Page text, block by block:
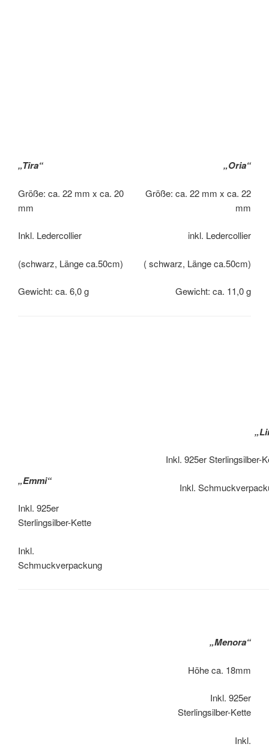
„Tira“
Größe: ca. 22 mm x ca. 20
mm
Inkl. Ledercollier
(schwarz, Länge ca.50cm)
Gewicht: ca. 6,0 g
„Oria“
Größe: ca. 22 mm x ca. 22
mm
inkl. Ledercollier
( schwarz, Länge ca.50cm)
Gewicht: ca. 11,0 g
„Emmi“
Inkl. 925er
Sterlingsilber-Kette
Inkl.
Schmuckverpackung
Inkl. 925er Sterlingsilber-
Inkl.
„Menora“
Höhe ca. 18mm
Inkl. 925er
Sterlingsilber-Kette
Inkl.